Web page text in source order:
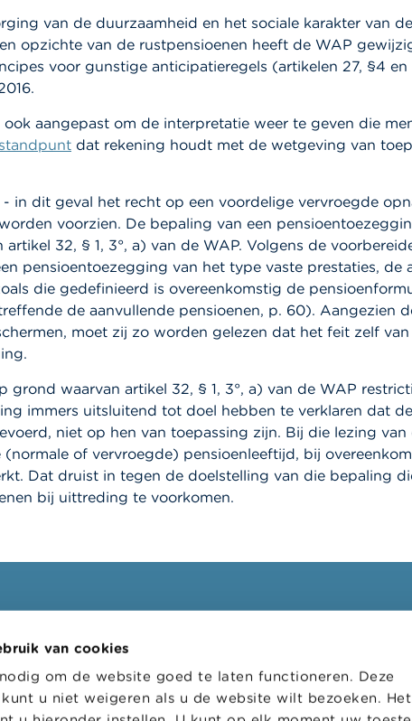
van cookies
om de website goed te laten functioneren. Deze
u niet weigeren als u de website wilt bezoeken.
van de duurzaamheid en het sociale karakter van
opzichte van de rustpensioenen heeft de WAP
voor gunstige anticipatieregels (artikelen 27, §4
aangepast om de interpretatie weer te geven die
dat rekening houdt met de wetgeving van
in dit geval het recht op een voordelige vervroegde
voorzien. De bepaling van een
32, § 1, 3°, a) van de WAP. Volgens de
pensioentoezegging van het type vaste prestaties, de
die gedefinieerd is overeenkomstig de
de aanvullende pensioenen, p. 60). Aangezien
moet zij zo worden gelezen dat het feit zelf
grond waarvan artikel 32, § 1, 3°, a) van de WAP
immers uitsluitend tot doel hebben te verklaren dat
niet op hen van toepassing zijn. Bij die lezing
of vervroegde) pensioenleeftijd, bij
Dat druist in tegen de doelstelling van die bepaling
bij uittreding te voorkomen.
loket
Nieuws & Waarschuwingen
Links